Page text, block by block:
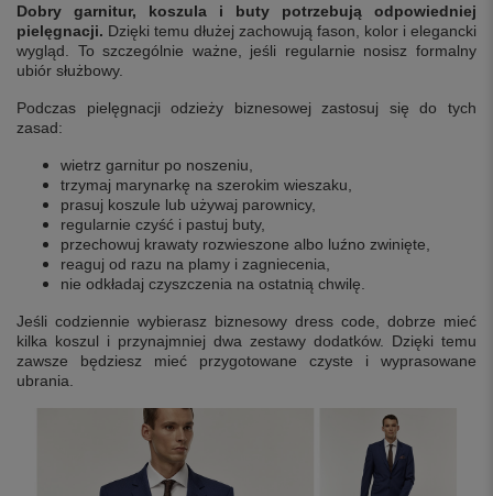
Dobry garnitur, koszula i buty potrzebują odpowiedniej
pielęgnacji. Dzięki temu dłużej zachowują fason, kolor i elegancki
wygląd. To szczególnie ważne, jeśli regularnie nosisz formalny
ubiór służbowy.
Podczas pielęgnacji odzieży biznesowej zastosuj się do tych
zasad:
wietrz garnitur po noszeniu,
trzymaj marynarkę na szerokim wieszaku,
prasuj koszule lub używaj parownicy,
regularnie czyść i pastuj buty,
przechowuj krawaty rozwieszone albo luźno zwinięte,
reaguj od razu na plamy i zagniecenia,
nie odkładaj czyszczenia na ostatnią chwilę.
Jeśli codziennie wybierasz biznesowy dress code, dobrze mieć
kilka koszul i przynajmniej dwa zestawy dodatków. Dzięki temu
zawsze będziesz mieć przygotowane czyste i wyprasowane
ubrania.